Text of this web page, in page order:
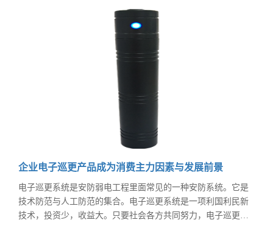
通过巡检软件分析就能知道该人员巡检的情况。并得出了巡检
报表。但是对危险的化工行业来说，这样时间滞后的巡检系统
会给企业带来很大的隐患。
企业电子巡更产品成为消费主力因素与发展前景
电子巡更系统是安防弱电工程里面常见的一种安防系统。它是
技术防范与人工防范的集合。电子巡更系统是一项利国利民新
技术，投资少，收益大。只要社会各方共同努力，电子巡更系